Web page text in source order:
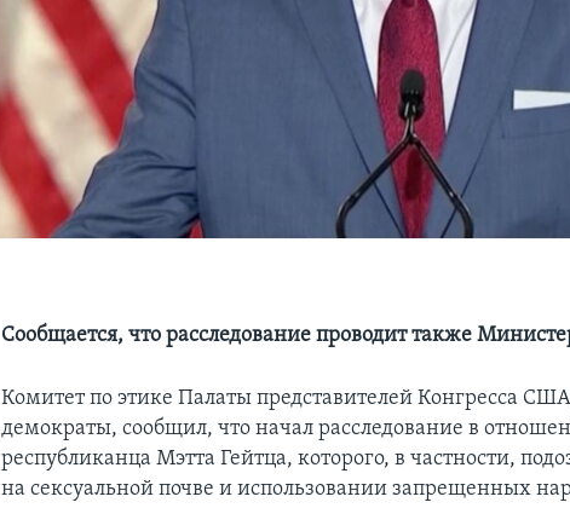
Сообщается, что расследование проводит также
Комитет по этике Палаты представителей Конгресса
демократы, сообщил, что начал расследование в
республиканца Мэтта Гейтца, которого, в частности,
на сексуальной почве и использовании запрещенных